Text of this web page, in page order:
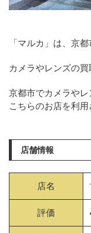
「マルカ」は、京
カメラやレンズの買
京都市でカメラやレ
こちらのお店を利用
店舗情報
店名
評価